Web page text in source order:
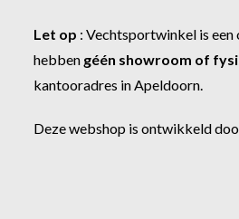
Let op :Vechtsportwinkel is een
hebben géén showroom of
kantooradres in Apeldoorn.
Deze webshop is ontwikkeld